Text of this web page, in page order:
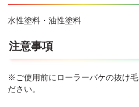
水性塗料・油性塗料
注意事項
※ご使用前にローラーバケの抜け
ださい。